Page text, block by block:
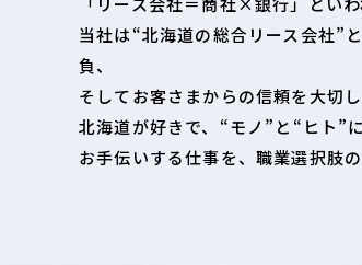
当社は“北海道の総合リース会社”
負、
そしてお客さまからの信頼を大切
北海道が好きで、“モノ”と“ヒト”
お手伝いする仕事を、職業選択肢